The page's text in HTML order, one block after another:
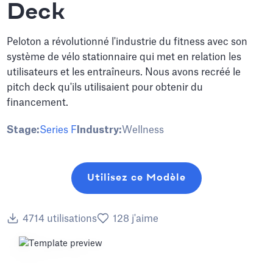
Deck
Peloton a révolutionné l'industrie du fitness avec son
système de vélo stationnaire qui met en relation les
utilisateurs et les entraîneurs. Nous avons recréé le
pitch deck qu'ils utilisaient pour obtenir du
financement.
Stage:Series F Industry:Wellness
Utilisez ce Modèle
4714 utilisations 128 j'aime